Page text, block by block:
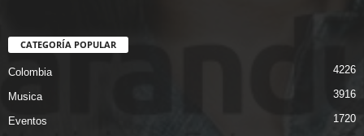
CATEGORÍA POPULAR
Colombia 4226
Musica 3916
Eventos 1720